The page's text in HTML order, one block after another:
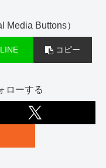
Media Buttons）
LINE コピー
ローする